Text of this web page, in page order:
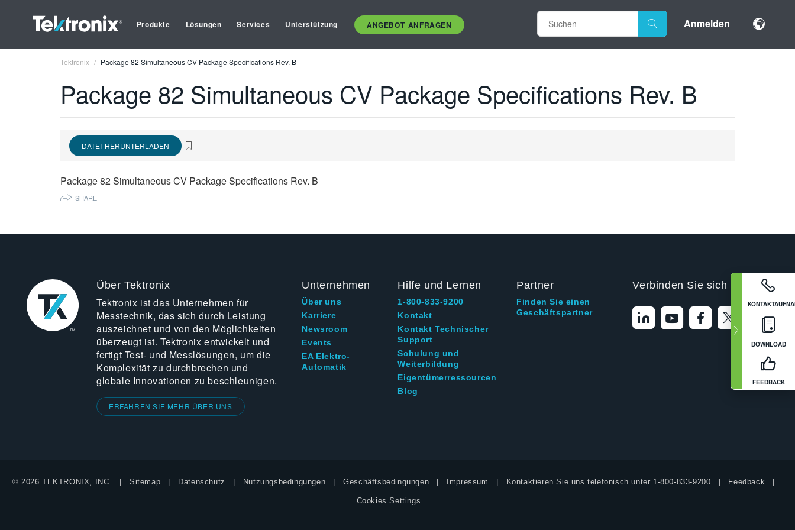
Produkte Lösungen Services Unterstützung ANGEBOT ANFRAGEN Anmelden
DOWNLOAD
FEEDBACK
Tektronix Package 82 Simultaneous CV Package Specifications Rev. B
Package 82 Simultaneous CV Package Specifications Rev. B
DATEI HERUNTERLADEN
Package 82 Simultaneous CV Package Specifications Rev. B
SHARE
Über Tektronix
Tektronix ist das Unternehmen für
Messtechnik, das sich durch Leistung
auszeichnet und von den Möglichkeiten
überzeugt ist. Tektronix entwickelt und
fertigt Test- und Messlösungen, um die
Komplexität zu durchbrechen und
globale Innovationen zu beschleunigen.
ERFAHREN SIE MEHR ÜBER UNS
Unternehmen
Über uns
Karriere
Newsroom
Events
EA Elektro-
Automatik
Hilfe und Lernen
1-800-833-9200
Kontakt
Kontakt Technischer
Support
Schulung und
Weiterbildung
Eigentümerressourcen
Blog
Partner
Finden Sie einen
Geschäftspartner
Verbinden Sie sich mit uns
© 2026 TEKTRONIX, INC. Sitemap Datenschutz Nutzungsbedingungen Geschäftsbedingungen Impressum Kontaktieren Sie uns telefonisch unter 1-800-833-9200 Feedback
Cookies Settings